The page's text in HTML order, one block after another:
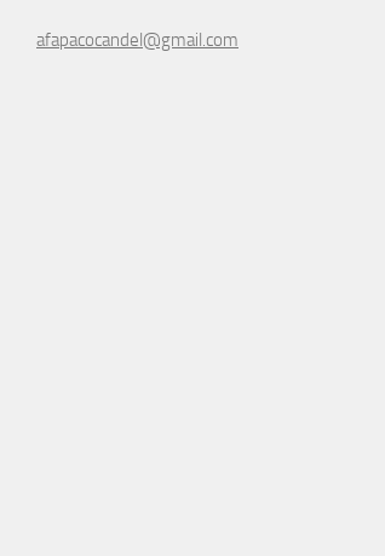
afapacocandel@gmail.com